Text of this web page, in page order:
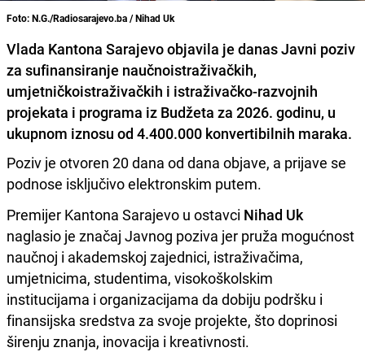
Foto: N.G./Radiosarajevo.ba / Nihad Uk
Vlada Kantona Sarajevo objavila je danas Javni poziv
za sufinansiranje naučnoistraživačkih,
umjetničkoistraživačkih i istraživačko-razvojnih
projekata i programa iz Budžeta za 2026. godinu, u
ukupnom iznosu od 4.400.000 konvertibilnih maraka.
Poziv je otvoren 20 dana od dana objave, a prijave se
podnose isključivo elektronskim putem.
Premijer Kantona Sarajevo u ostavci Nihad Uk
naglasio je značaj Javnog poziva jer pruža mogućnost
naučnoj i akademskoj zajednici, istraživačima,
umjetnicima, studentima, visokoškolskim
institucijama i organizacijama da dobiju podršku i
finansijska sredstva za svoje projekte, što doprinosi
širenju znanja, inovacija i kreativnosti.